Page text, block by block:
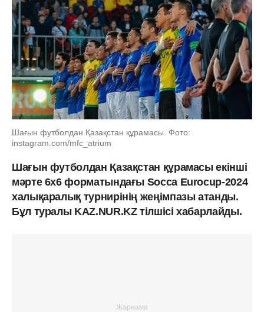
Шағын футболдан Қазақстан құрамасы. Фото:
instagram.com/mfc_atrium
Шағын футболдан Қазақстан құрамасы екінші
мәрте 6x6 форматындағы Socca Eurocup-2024
халықаралық турнирінің жеңімпазы атанды.
Бұл туралы KAZ.NUR.KZ тілшісі хабарлайды.